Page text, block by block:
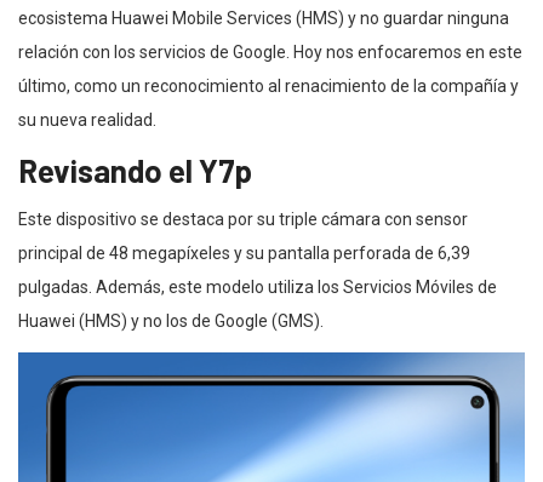
ecosistema Huawei Mobile Services (HMS) y no guardar ninguna
relación con los servicios de Google. Hoy nos enfocaremos en este
último, como un reconocimiento al renacimiento de la compañía y
su nueva realidad.
Revisando el Y7p
Este dispositivo se destaca por su triple cámara con sensor
principal de 48 megapíxeles y su pantalla perforada de 6,39
pulgadas. Además, este modelo utiliza los Servicios Móviles de
Huawei (HMS) y no los de Google (GMS).